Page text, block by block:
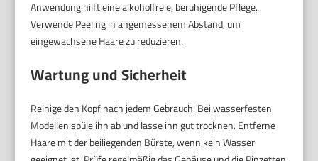
Anwendung hilft eine alkoholfreie, beruhigende Pflege.
Verwende Peeling in angemessenem Abstand, um
eingewachsene Haare zu reduzieren.
Wartung und Sicherheit
Reinige den Kopf nach jedem Gebrauch. Bei wasserfesten
Modellen spüle ihn ab und lasse ihn gut trocknen. Entferne
Haare mit der beiliegenden Bürste, wenn kein Wasser